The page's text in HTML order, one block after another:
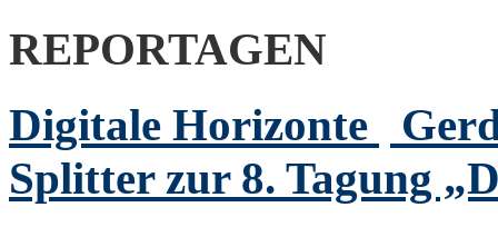
REPORTAGEN
Digitale Horizonte
Splitter zur 8. Tagung